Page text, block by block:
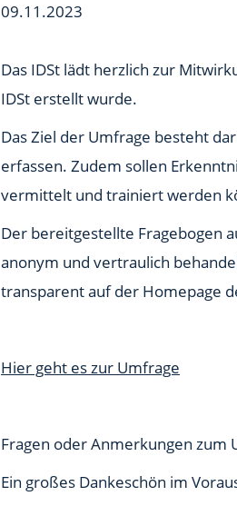
09.11.2023
Das IDSt lädt herzlich zur
IDSt erstellt wurde.
Das Ziel der Umfrage besteht
erfassen. Zudem sollen
vermittelt und trainiert werden
Der bereitgestellte Fragebogen
anonym und vertraulich
transparent auf der Homepage
Hier geht es zur Umfrage
Fragen oder Anmerkungen zum
Ein großes Dankeschön im